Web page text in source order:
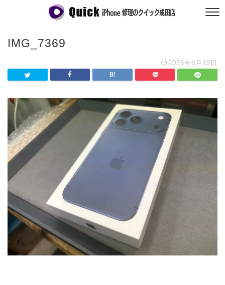
IMG_7369
2026年6月15日